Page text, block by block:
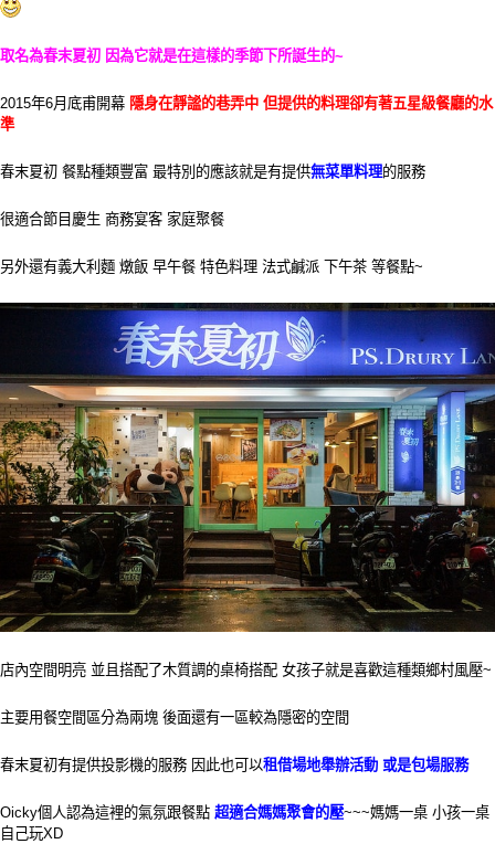
取名為春末夏初 因為它就是在這樣的季節下所誕生的~
2015年6月底甫開幕 隱身在靜謐的巷弄中 但提供的料理卻有著五星級餐廳的水
準
春末夏初 餐點種類豐富 最特別的應該就是有提供無菜單料理的服務
很適合節目慶生 商務宴客 家庭聚餐
另外還有義大利麵 燉飯 早午餐 特色料理 法式鹹派 下午茶 等餐點~
店內空間明亮 並且搭配了木質調的桌椅搭配 女孩子就是喜歡這種類鄉村風壓~
主要用餐空間區分為兩塊 後面還有一區較為隱密的空間
春末夏初有提供投影機的服務 因此也可以租借場地舉辦活動 或是包場服務
Oicky個人認為這裡的氣氛跟餐點 超適合媽媽聚會的壓~~~媽媽一桌 小孩一桌
自己玩XD